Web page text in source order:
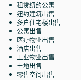
租赁纽约公寓
纽约建筑出售
多户住宅楼出售
公寓出售
医疗物业出售
酒店出售
工业物业出售
土地出售
零售空间出售